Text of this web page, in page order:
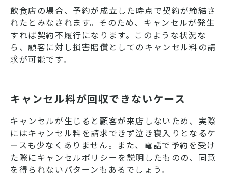
飲食店の場合、予約が成立した時点で契約が締結さ
れたとみなされます。そのため、キャンセルが発生
すれば契約不履行になります。このような状況な
ら、顧客に対し損害賠償としてのキャンセル料の請
求が可能です。
キャンセル料が回収できないケース
キャンセルが生じると顧客が来店しないため、実際
にはキャンセル料を請求できず泣き寝入りとなるケ
ースも少なくありません。また、電話で予約を受け
た際にキャンセルポリシーを説明したものの、同意
を得られないパターンもあるでしょう。